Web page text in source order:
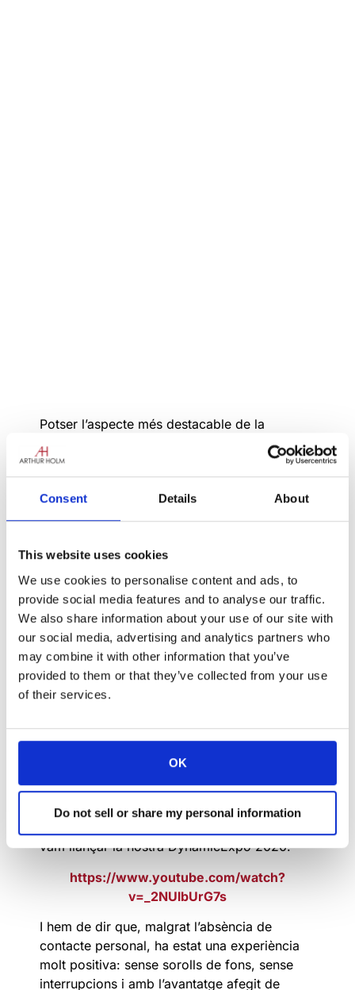
Consent Details About
This website uses cookies
We use cookies to personalise content and ads, to
provide social media features and to analyse our traffic.
We also share information about your use of our site with
our social media, advertising and analytics partners who
may combine it with other information that you’ve
provided to them or that they’ve collected from your use
of their services.
OK
Do not sell or share my personal information
Potser l’aspecte més destacable de la
transformació provocada per la pandèmia de
coronavirus ha estat la virtualització de les
nostres relacions socials i laborals.
forma part de la vida quotidiana, després
relacions laborals, educació, fins a la manera
de viatjar (estem veient una caiguda del 66%
en els viatges en tren i un 72% en els viatges
aeri) i fins i tot en les nostresinteraccions
socials .Pocs factors representen el canvi i
aquesta virtualització que hem experimentat
mitjançant aquesta i altres tecnologies.
Fires comercialstambé s’han fet virtuals pel
qual vam assistir va ser l’edició del 2019 a
Amsterdam. Des de llavors, hem aconseguit
continuar mostrant les nostres innovacions de
vam llançar la nostra DynamicExpo 2020.
https://www.youtube.com/watch?
v=_2NUlbUrG7s
I hem de dir que, malgrat l’absència de
contacte personal, ha estat una experiència
molt positiva: sense sorolls de fons, sense
interrupcions i amb l’avantatge afegit de